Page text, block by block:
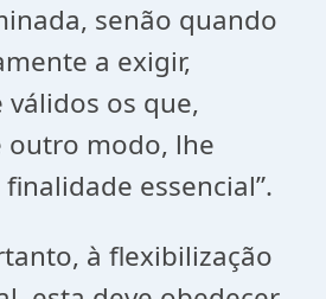
senão quando
a exigir,
os que,
outro modo, lhe
essencial”.
à flexibilização